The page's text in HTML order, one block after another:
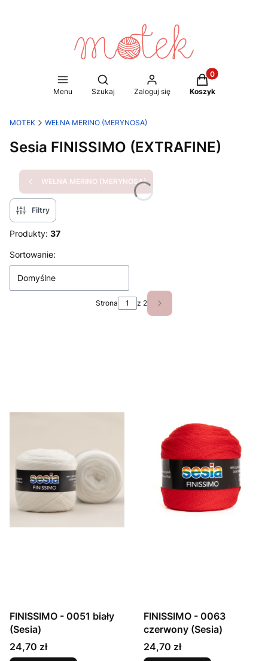
Menu
Otwórz wyszukiwarkę
Szukaj Zaloguj się
Produkty w
Koszyk
MOTEK WEŁNA MERINO (MERYNOSA)
Sesia FINISSIMO (EXTRAFINE)
WEŁNA MERINO (MERYNOSA)
Filtry
Produkty: 37
Lista produktów
Sortowanie:
Domyślne
Strona z 2 Następne produkty
FINISSIMO - 0051 biały
(Sesia)
Cena
24,70 zł
FINISSIMO - 0063
czerwony (Sesia)
Cena
24,70 zł